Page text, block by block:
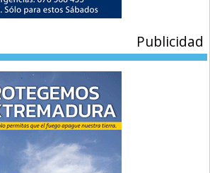
Publicidad